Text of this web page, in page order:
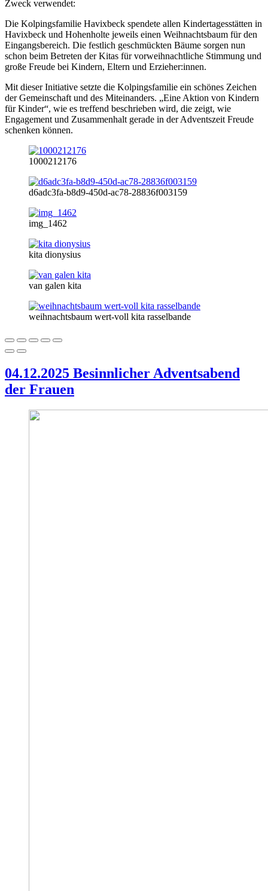
Zweck verwendet:
Die Kolpingsfamilie Havixbeck spendete allen Kindertagesstätten in
Havixbeck und Hohenholte jeweils einen Weihnachtsbaum für den
Eingangsbereich. Die festlich geschmückten Bäume sorgen nun
schon beim Betreten der Kitas für vorweihnachtliche Stimmung und
große Freude bei Kindern, Eltern und Erzieher:innen.
Mit dieser Initiative setzte die Kolpingsfamilie ein schönes Zeichen
der Gemeinschaft und des Miteinanders. „Eine Aktion von Kindern
für Kinder“, wie es treffend beschrieben wird, die zeigt, wie
Engagement und Zusammenhalt gerade in der Adventszeit Freude
schenken können.
1000212176
d6adc3fa-b8d9-450d-ac78-28836f003159
img_1462
kita dionysius
van galen kita
weihnachtsbaum wert-voll kita rasselbande
04.12.2025 Besinnlicher Adventsabend
der Frauen